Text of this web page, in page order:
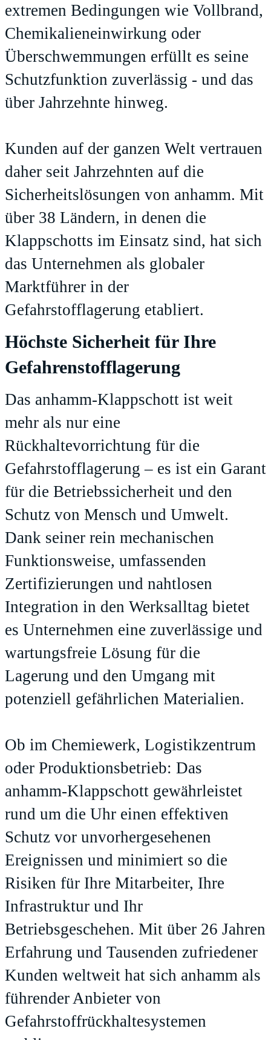
extremen Bedingungen wie Vollbrand,
Chemikalieneinwirkung oder
Überschwemmungen erfüllt es seine
Schutzfunktion zuverlässig - und das
über Jahrzehnte hinweg.
Kunden auf der ganzen Welt vertrauen
daher seit Jahrzehnten auf die
Sicherheitslösungen von anhamm. Mit
über 38 Ländern, in denen die
Klappschotts im Einsatz sind, hat sich
das Unternehmen als globaler
Marktführer in der
Gefahrstofflagerung etabliert.
Höchste Sicherheit für Ihre
Gefahrenstofflagerung
Das anhamm-Klappschott ist weit
mehr als nur eine
Rückhaltevorrichtung für die
Gefahrstofflagerung – es ist ein Garant
für die Betriebssicherheit und den
Schutz von Mensch und Umwelt.
Dank seiner rein mechanischen
Funktionsweise, umfassenden
Zertifizierungen und nahtlosen
Integration in den Werksalltag bietet
es Unternehmen eine zuverlässige und
wartungsfreie Lösung für die
Lagerung und den Umgang mit
potenziell gefährlichen Materialien.
Ob im Chemiewerk, Logistikzentrum
oder Produktionsbetrieb: Das
anhamm-Klappschott gewährleistet
rund um die Uhr einen effektiven
Schutz vor unvorhergesehenen
Ereignissen und minimiert so die
Risiken für Ihre Mitarbeiter, Ihre
Infrastruktur und Ihr
Betriebsgeschehen. Mit über 26 Jahren
Erfahrung und Tausenden zufriedener
Kunden weltweit hat sich anhamm als
führender Anbieter von
Gefahrstoffrückhaltesystemen